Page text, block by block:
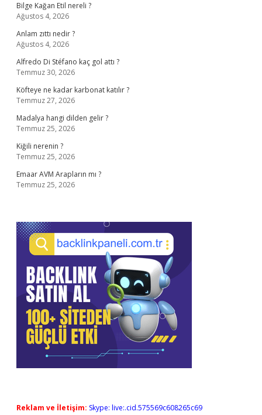
Bilge Kağan Etil nereli ?
Ağustos 4, 2026
Anlam zıttı nedir ?
Ağustos 4, 2026
Alfredo Di Stéfano kaç gol attı ?
Temmuz 30, 2026
Köfteye ne kadar karbonat katılır ?
Temmuz 27, 2026
Madalya hangi dilden gelir ?
Temmuz 25, 2026
Kiğili nerenin ?
Temmuz 25, 2026
Emaar AVM Arapların mı ?
Temmuz 25, 2026
Reklam ve İletişim: Skype: live:.cid.575569c608265c69